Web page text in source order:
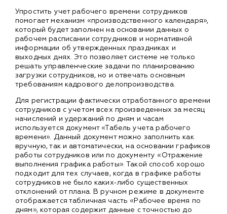
Упростить учет рабочего времени сотрудников
помогает механизм «производственного календаря»,
который будет заполнен на основании данных о
рабочем расписании сотрудников и нормативной
информации об утвержденных праздниках и
выходных днях. Это позволяет системе не только
решать управленческие задачи по планированию
загрузки сотрудников, но и отвечать основным
требованиям кадрового делопроизводства.
Для регистрации фактически отработанного времени
сотрудников с учетом всех произведенных за месяц
начислений и удержаний по дням и часам
используется документ «Табель учета рабочего
времени». Данный документ можно заполнить как
вручную, так и автоматически, на основании графиков
работы сотрудников или по документу «Отражение
выполнения графика работы». Такой способ хорошо
подходит для тех случаев, когда в графике работы
сотрудников не было каких-либо существенных
отклонений от плана. В ручном режиме в документе
отображается табличная часть «Рабочее время по
дням», которая содержит данные с точностью до